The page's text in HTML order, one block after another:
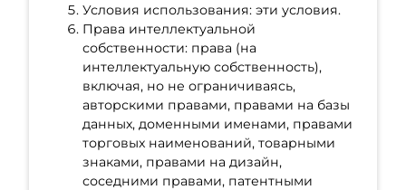
Условия использования: эти условия.
Права интеллектуальной
собственности: права (на
интеллектуальную собственность),
включая, но не ограничиваясь,
авторскими правами, правами на базы
данных, доменными именами, правами
торговых наименований, товарными
знаками, правами на дизайн,
соседними правами, патентными